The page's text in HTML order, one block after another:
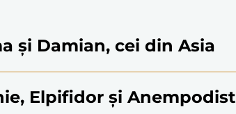
și Damian, cei din Asia
Elpifidor și Anempodist